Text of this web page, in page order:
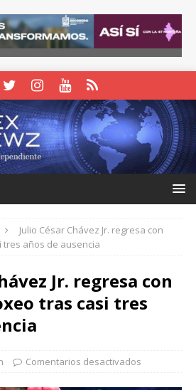
Julio César Chávez Jr. regresa con
años de ausencia
Jr. regresa con
tras casi tres
Comentarios desactivados